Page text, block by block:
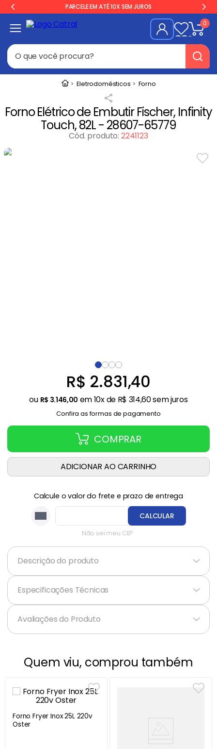
PARCELE EM ATÉ 10X SEM JUROS
0
O que você procura?
Eletrodomésticos Forno
Forno Elétrico de Embutir Fischer, Infinity
Touch, 82L - 28607-65779
Cód. produto: 2241123
R$ 2.831,40
ou R$ 3.146,00 em10x de R$ 314,60sem juros
Confira as formas de pagamento
COMPRAR
ADICIONAR AO CARRINHO
Calcule o valor do frete e prazo de entrega
Não sei meu CEP
CALCULAR
Descrição do produto +
Especificações Técnicas +
Avaliações do Produto
Quem viu, comprou também
Forno Fryer Inox 25L 220v
Oster
Termos mais buscados
2 º Freezer
Balança